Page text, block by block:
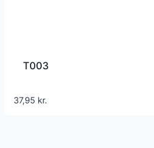
T003
37,95 kr.